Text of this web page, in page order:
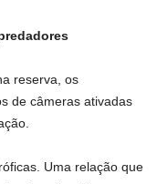
reserva, os
de câmeras ativadas
Uma relação que